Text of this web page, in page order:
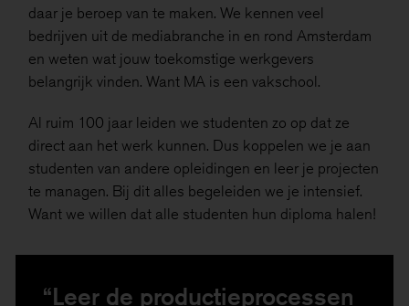
daar je beroep van te maken. We kennen veel
bedrijven uit de mediabranche in en rond Amsterdam
en weten wat jouw toekomstige werkgevers
belangrijk vinden. Want MA is een vakschool.
Al ruim 100 jaar leiden we studenten zo op dat ze
direct aan het werk kunnen. Dus koppelen we je aan
studenten van andere opleidingen en leer je projecten
te managen. Bij dit alles begeleiden we je intensief.
Want we willen dat alle studenten hun diploma halen!
“Leer de productieprocessen